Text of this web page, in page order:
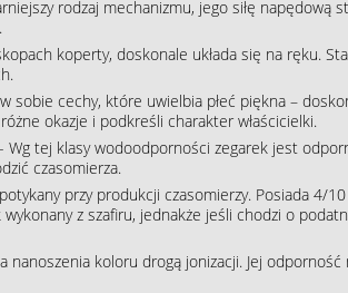
rodzaj mechanizmu, jego siłę napędową
koperty, doskonale układa się na ręku.
sobie cechy, które uwielbia płeć piękna –
okazje i podkreśli charakter właścicielki.
tej klasy wodoodporności zegarek jest
czasomierza.
przy produkcji czasomierzy. Posiada 4/
z szafiru, jednakże jeśli chodzi o
nanoszenia koloru drogą jonizacji. Jej